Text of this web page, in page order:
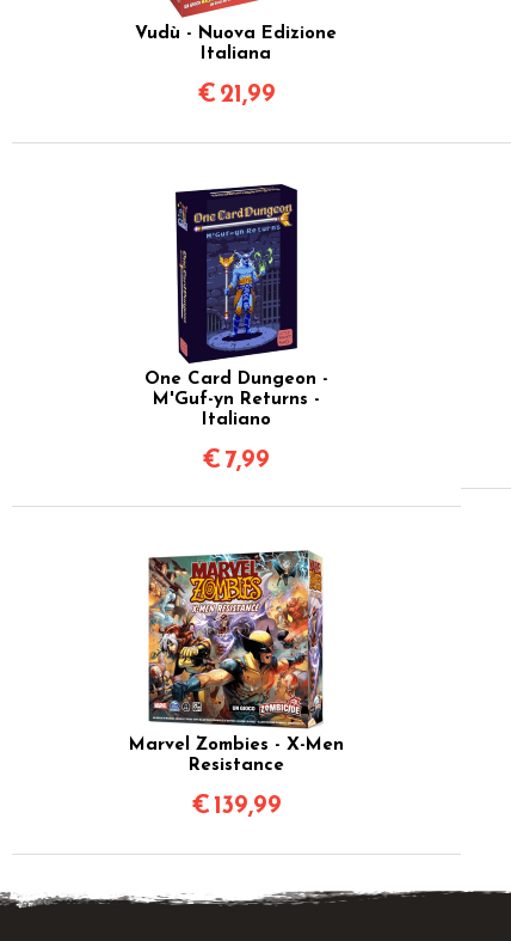
Vudù - Nuova Edizione
Italiana
€ 21,99
One Card Dungeon -
M'Guf-yn Returns -
Italiano
€ 7,99
Marvel Zombies - X-Men
Resistance
€ 139,99